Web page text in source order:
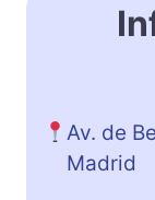
Av. de
Madrid